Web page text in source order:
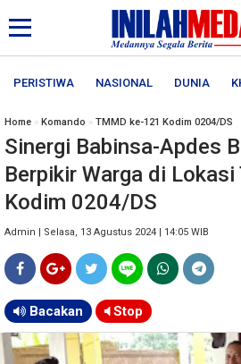
PERISTIWA NASIONAL DUNIA
Home » Komando » TMMD ke-121 Kodim 0204/DS
Sinergi Babinsa-Apdes
Berpikir Warga di
Kodim 0204/DS
Admin | Selasa, 13 Agustus 2024 | 14:05 WIB
Bacakan Stop